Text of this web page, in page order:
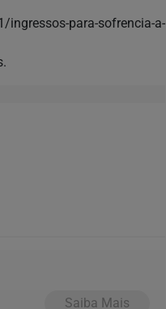
para-sofrencia-a-
Saiba Mais